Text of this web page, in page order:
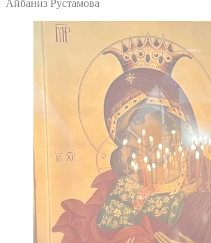
Айбаниз Рустамова